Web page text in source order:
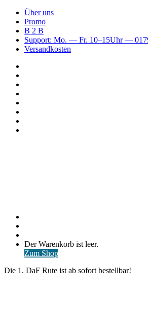
Über uns
Promo
B 2 B
Support: Mo. — Fr. 10–15Uhr —
Versandkosten
Warenkorb
ansehen
Der Warenkorb ist leer.
Zum Shop
Die 1. DaF Rute ist ab sofort bestellbar!